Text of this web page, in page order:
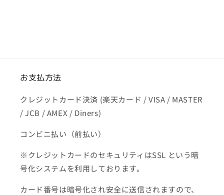
お支払方法
クレジットカード決済 (楽天カード / VISA / MASTER
/ JCB / AMEX / Diners)
コンビニ払い（前払い）
※クレジットカードのセキュリティはSSL という暗
号化システムを利用しております。
カード番号は暗号化され安全に送信されますので、